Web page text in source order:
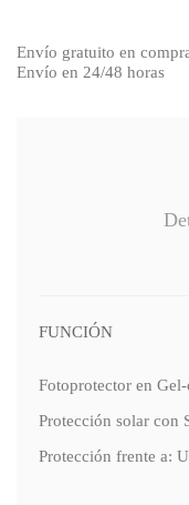
Envío gratuito en
Envío en 24/48 horas
FUNCIÓN
Fotoprotector en Gel-
Protección solar con
Protección frente a: